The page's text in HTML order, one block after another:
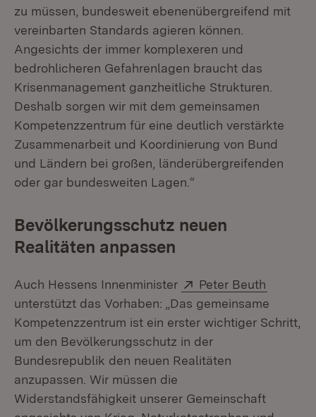
zu müssen, bundesweit ebenenübergreifend mit
vereinbarten Standards agieren können.
Angesichts der immer komplexeren und
bedrohlicheren Gefahrenlagen braucht das
Krisenmanagement ganzheitliche Strukturen.
Deshalb sorgen wir mit dem gemeinsamen
Kompetenzzentrum für eine deutlich verstärkte
Zusammenarbeit und Koordinierung von Bund
und Ländern bei großen, länderübergreifenden
oder gar bundesweiten Lagen.“
Bevölkerungsschutz neuen
Realitäten anpassen
Auch Hessens Innenminister Extern:
Peter Beuth
unterstützt das Vorhaben: „Das gemeinsame
Kompetenzzentrum ist ein erster wichtiger Schritt,
um den Bevölkerungsschutz in der
Bundesrepublik den neuen Realitäten
anzupassen. Wir müssen die
Widerstandsfähigkeit unserer Gemeinschaft